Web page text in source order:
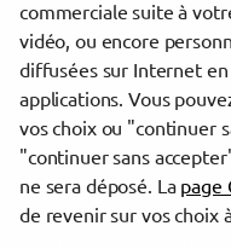
Trouver une agence
Haute-Savoie
Megève
SALLANCHES MEGEVE
commerciale suite à
vidéo, ou encore
diffusées sur Internet
applications. Vous
vos choix ou "continuer
"continuer sans
ne sera déposé. La page
de revenir sur vos choix